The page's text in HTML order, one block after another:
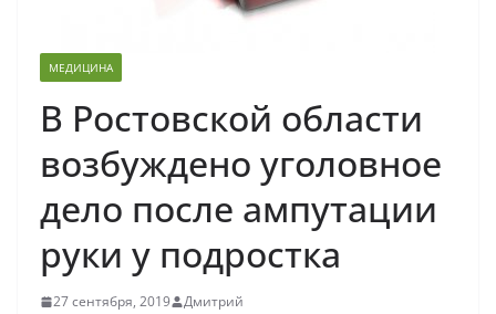
МЕДИЦИНА
В Ростовской области
возбуждено уголовное
дело после ампутации
руки у подростка
27 сентября, 2019 Дмитрий